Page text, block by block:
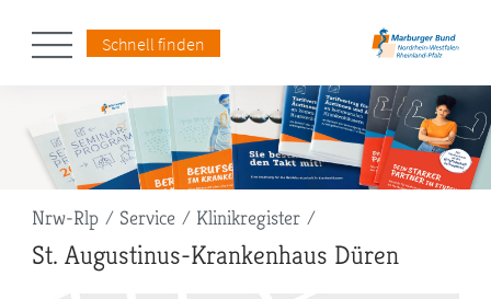
Schnell finden
Pfadnavigation
Nrw-Rlp Service Klinikregister
St. Augustinus-Krankenhaus Düren